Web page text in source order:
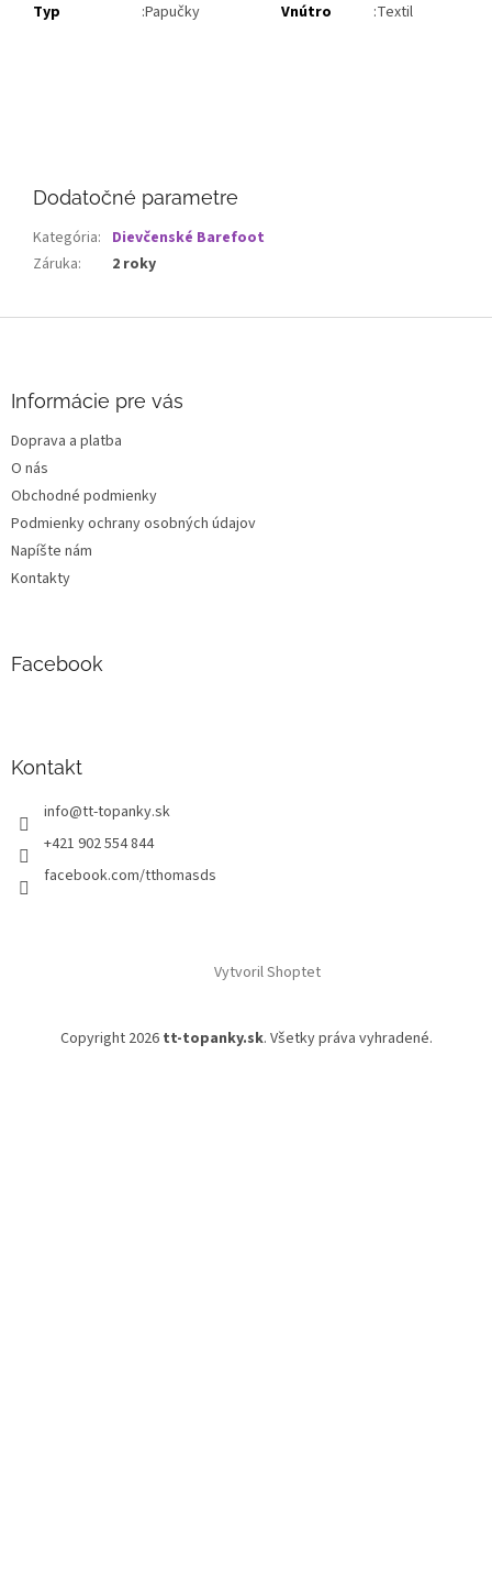
Typ :Papučky Vnútro :Textil
Dodatočné parametre
Kategória: Dievčenské Barefoot
Záruka: 2 roky
e
Informácie pre vás
Doprava a platba
O nás
Obchodné podmienky
Podmienky ochrany osobných údajov
Napíšte nám
Kontakty
Facebook
Kontakt
info@tt-topanky.sk
+421 902 554 844
facebook.com/tthomasds
Vytvoril Shoptet
Copyright 2026 tt-topanky.sk. Všetky práva vyhradené.